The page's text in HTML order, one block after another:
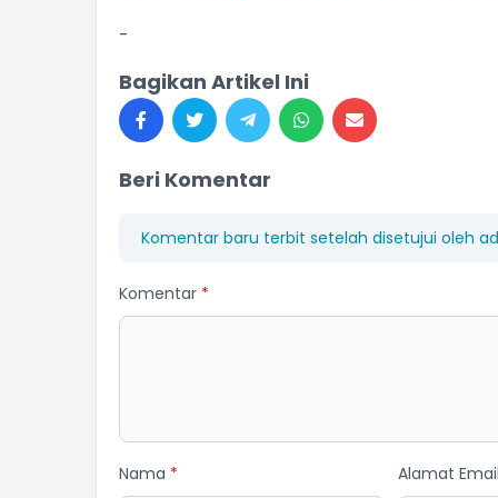
-
Bagikan Artikel Ini
Beri Komentar
Komentar baru terbit setelah disetujui oleh
Komentar *
Nama * Alamat Email